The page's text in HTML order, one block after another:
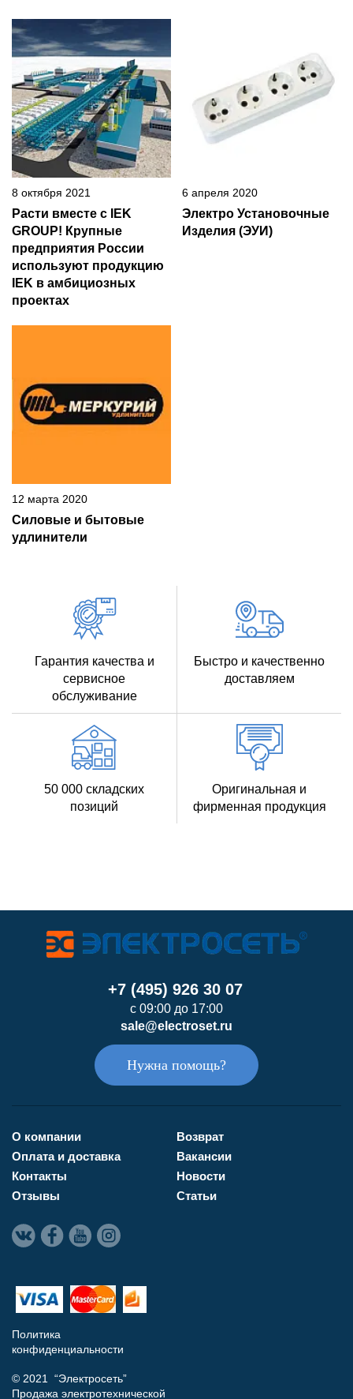
8 октября 2021
Расти вместе с IEK
GROUP! Крупные
предприятия России
используют продукцию
IEK в амбициозных
проектах
6 апреля 2020
Электро Установочные
Изделия (ЭУИ)
12 марта 2020
Силовые и бытовые
удлинители
Гарантия качества и
сервисное
обслуживание
Быстро и качественно
доставляем
50 000 складских
позиций
Оригинальная и
фирменная продукция
+7 (495) 926 30 07
с 09:00 до 17:00
sale@electroset.ru
Нужна помощь?
О компании
Оплата и доставка
Контакты
Отзывы
Возврат
Вакансии
Новости
Статьи
Политика
конфиденциальности
© 2021 “Электросеть”
Продажа электротехнической